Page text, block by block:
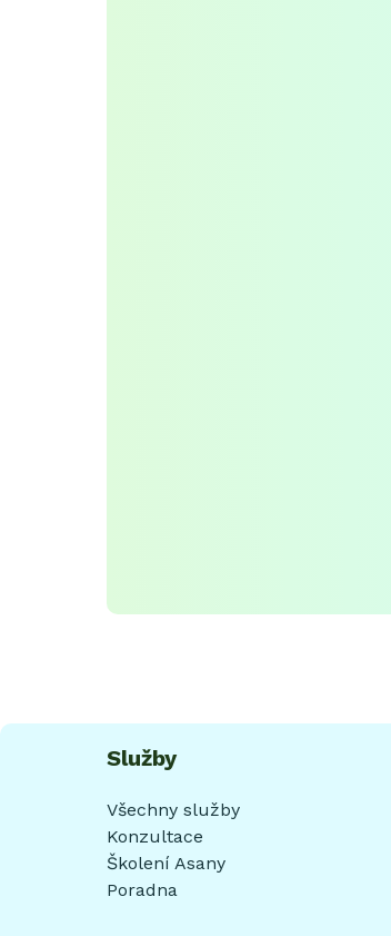
Služby
Všechny služby
Konzultace
Školení Asany
Poradna